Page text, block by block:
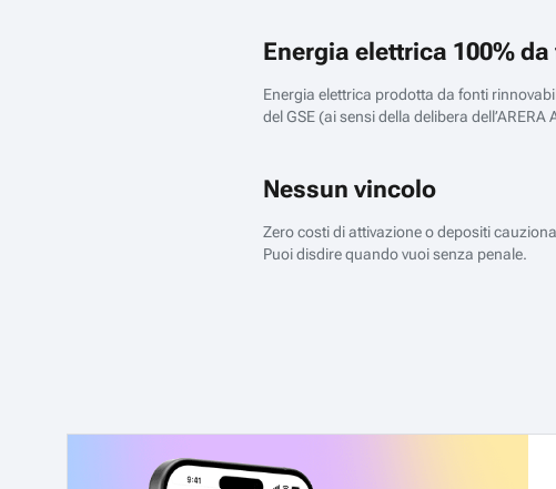
Energia elettrica 100%
Energia elettrica prodotta da fonti
del GSE (ai sensi della delibera
Nessun vincolo
Zero costi di attivazione o depositi
Puoi disdire quando vuoi senza penale.